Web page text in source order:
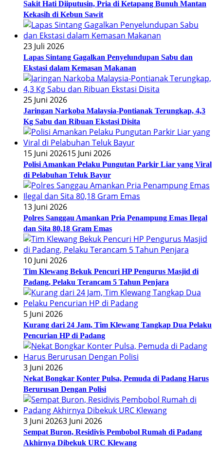
Sakit Hati Diiputusin, Pria di Ketapang Bunuh Mantan
Kekasih di Kebun Sawit
23 Juli 2026
Lapas Sintang Gagalkan Penyelundupan Sabu dan
Ekstasi dalam Kemasan Makanan
25 Juni 2026
Jaringan Narkoba Malaysia-Pontianak Terungkap, 4,3
Kg Sabu dan Ribuan Ekstasi Disita
15 Juni 202615 Juni 2026
Polisi Amankan Pelaku Pungutan Parkir Liar yang Viral
di Pelabuhan Teluk Bayur
13 Juni 2026
Polres Sanggau Amankan Pria Penampung Emas Ilegal
dan Sita 80,18 Gram Emas
10 Juni 2026
Tim Klewang Bekuk Pencuri HP Pengurus Masjid di
Padang, Pelaku Terancam 5 Tahun Penjara
5 Juni 2026
Kurang dari 24 Jam, Tim Klewang Tangkap Dua Pelaku
Pencurian HP di Padang
3 Juni 2026
Nekat Bongkar Konter Pulsa, Pemuda di Padang Harus
Berurusan Dengan Polisi
3 Juni 20263 Juni 2026
Sempat Buron, Residivis Pembobol Rumah di Padang
Akhirnya Dibekuk URC Klewang